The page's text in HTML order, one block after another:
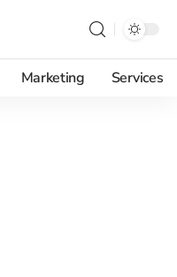
Marketing Services